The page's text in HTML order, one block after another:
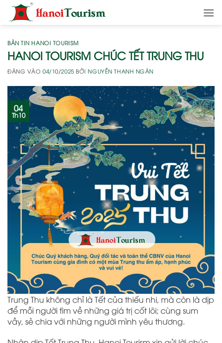
qua
dungBẢN TIN HANOI TOURISM
HANOI TOURISM CHÚC TẾT TRUNG THU
ĐĂNG VÀO04/10/2025 BỞINGUYỄN THANH NGÂN
04
Th10
Trung Thu không chỉ là Tết của thiếu nhi, mà còn là dịp
để mỗi người tìm về những giá trị cốt lõi; cùng sum
vầy, sẻ chia với những người mình yêu thương.